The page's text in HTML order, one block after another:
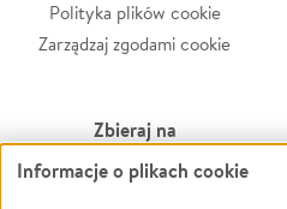
Polityka plików cookie
Zarządzaj zgodami cookie
Zbieraj na
Leczenie
Informacje o plikach cookie